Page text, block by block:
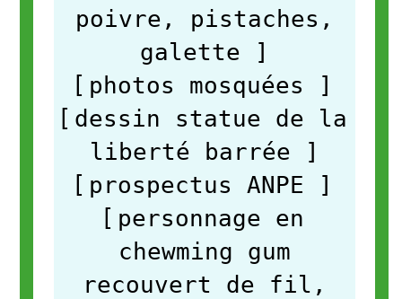
poivre, pistaches,
galette
]
[ photos mosquées ]
[ dessin statue de la
liberté barrée
]
[ prospectus ANPE ]
[ personnage en
chewming gum
recouvert de fil,